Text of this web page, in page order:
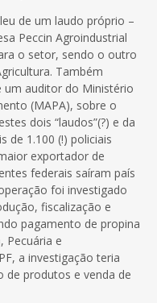
de um laudo próprio –
Peccin Agroindustrial
o setor, sendo o outro
Também
um auditor do Ministério
(MAPA), sobre o
dois “laudos”(?) e da
de 1.100 (!) policiais
exportador de
federais saíram país
foi investigado
fiscalização e
pagamento de propina
Pecuária e
a investigação teria
de produtos e venda de